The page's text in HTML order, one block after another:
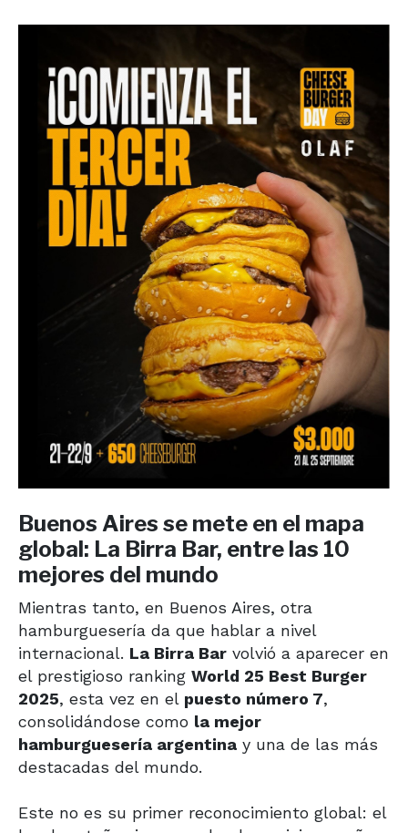
Buenos Aires se mete en el mapa
global: La Birra Bar, entre las 10
mejores del mundo
Mientras tanto, en Buenos Aires, otra
hamburguesería da que hablar a nivel
internacional. La Birra Bar volvió a aparecer en
el prestigioso ranking World 25 Best Burger
2025, esta vez en el puesto número 7,
consolidándose como la mejor
hamburguesería argentina y una de las más
destacadas del mundo.
Este no es su primer reconocimiento global: el